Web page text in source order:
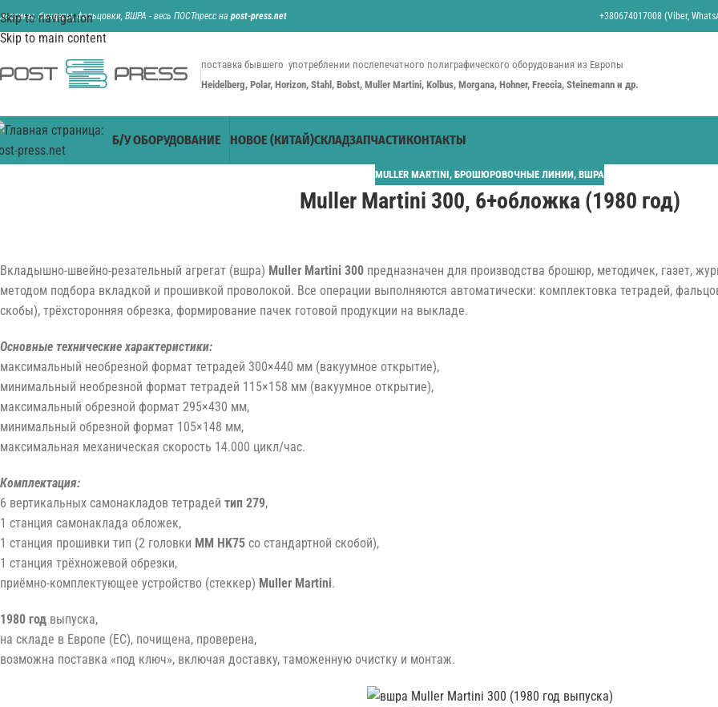
Skip to navigation
Skip to main content
биндеры, фальцовки, ВШРА - весь ПОСТпресс на post-press.net +380674017008 (Viber,
поставка бывшего употреблении послепечатного полиграфического оборудования из Европы
Heidelberg, Polar, Horizon, Stahl, Bobst, Muller Martini, Kolbus, Morgana, Hohner, Freccia, Steinemann и др.
Б/У ОБОРУДОВАНИЕ НОВОЕ (КИТАЙ)СКЛАДЗАПЧАСТИКОНТАКТЫ
MULLER MARTINI, БРОШЮРОВОЧНЫЕ ЛИНИИ, ВШРА
Muller Martini 300, 6+обложка (1980 год)
Вкладышно-швейно-резательный агрегат (вшра) Muller Martini 300 предназначен для производства брошюр, методичек, газет,
методом подбора вкладкой и прошивкой проволокой. Все операции выполняются автоматически: комплектовка тетрадей,
скобы), трёхсторонняя обрезка, формирование пачек готовой продукции на выкладе.
Основные технические характеристики:
максимальный необрезной формат тетрадей 300×440 мм (вакуумное открытие),
минимальный необрезной формат тетрадей 115×158 мм (вакуумное открытие),
максимальный обрезной формат 295×430 мм,
минимальный обрезной формат 105×148 мм,
максимальная механическая скорость 14.000 цикл/час.
Комплектация:
6 вертикальных самонакладов тетрадей тип 279,
1 станция самонаклада обложек,
1 станция прошивки тип (2 головки MM HK75 со стандартной скобой),
1 станция трёхножевой обрезки,
приёмно-комплектующее устройство (стеккер) Muller Martini.
1980 год выпуска,
на складе в Европе (ЕС), почищена, проверена,
возможна поставка «под ключ», включая доставку, таможенную очистку и монтаж.